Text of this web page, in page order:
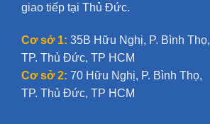
giao tiếp tại Thủ Đức.
Cơ sở 1: 35B Hữu Nghị, P. Bình Thọ,
TP. Thủ Đức, TP HCM
Cơ sở 2: 70 Hữu Nghị, P. Bình Thọ,
TP. Thủ Đức, TP HCM